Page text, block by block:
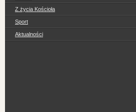
Z życia Kościoła
Sport
Aktualności